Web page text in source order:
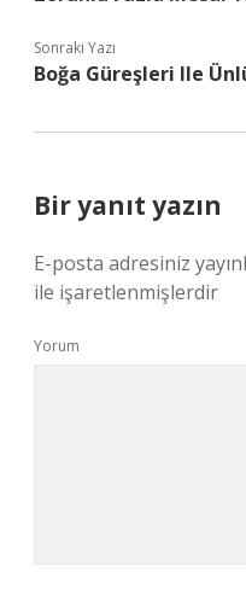
Sonraki Yazı
Boğa Güreşleri Ile
Bir yanıt yazın
E-posta adresiniz
ile işaretlenmişlerdir
Yorum